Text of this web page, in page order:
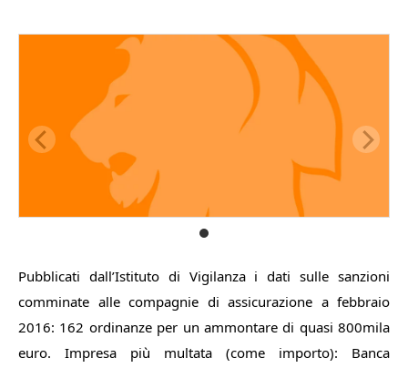
Pubblicati dall’Istituto di Vigilanza i dati sulle sanzioni
comminate alle compagnie di assicurazione a febbraio
2016: 162 ordinanze per un ammontare di quasi 800mila
euro. Impresa più multata (come importo): Banca